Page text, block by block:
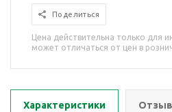
Поделиться
Цена действительна только для
может отличаться от цен в
Характеристики